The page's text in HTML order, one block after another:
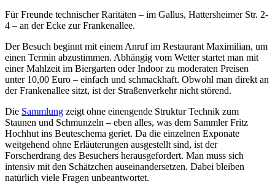
Für Freunde technischer Raritäten – im Gallus, Hattersheimer Str. 2-
4 – an der Ecke zur Frankenallee.
Der Besuch beginnt mit einem Anruf im Restaurant Maximilian, um
einen Termin abzustimmen. Abhängig vom Wetter startet man mit
einer Mahlzeit im Biergarten oder Indoor zu moderaten Preisen
unter 10,00 Euro – einfach und schmackhaft. Obwohl man direkt an
der Frankenallee sitzt, ist der Straßenverkehr nicht störend.
Die Sammlung zeigt ohne einengende Struktur Technik zum
Staunen und Schmunzeln – eben alles, was dem Sammler Fritz
Hochhut ins Beuteschema geriet. Da die einzelnen Exponate
weitgehend ohne Erläuterungen ausgestellt sind, ist der
Forscherdrang des Besuchers herausgefordert. Man muss sich
intensiv mit den Schätzchen auseinandersetzen. Dabei bleiben
natürlich viele Fragen unbeantwortet.